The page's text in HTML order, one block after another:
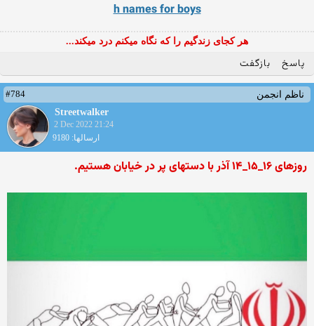
h names for boys
هر کجای زندگیم را که نگاه میکنم درد میکند...
پاسخ بازگفت
ناظم انجمن
#784
Streetwalker
2 Dec 2022 21:24
ارسالها: 9180
روزهای ۱۶_۱۵_۱۴ آذر با دستهای پر در خیابان هستیم.